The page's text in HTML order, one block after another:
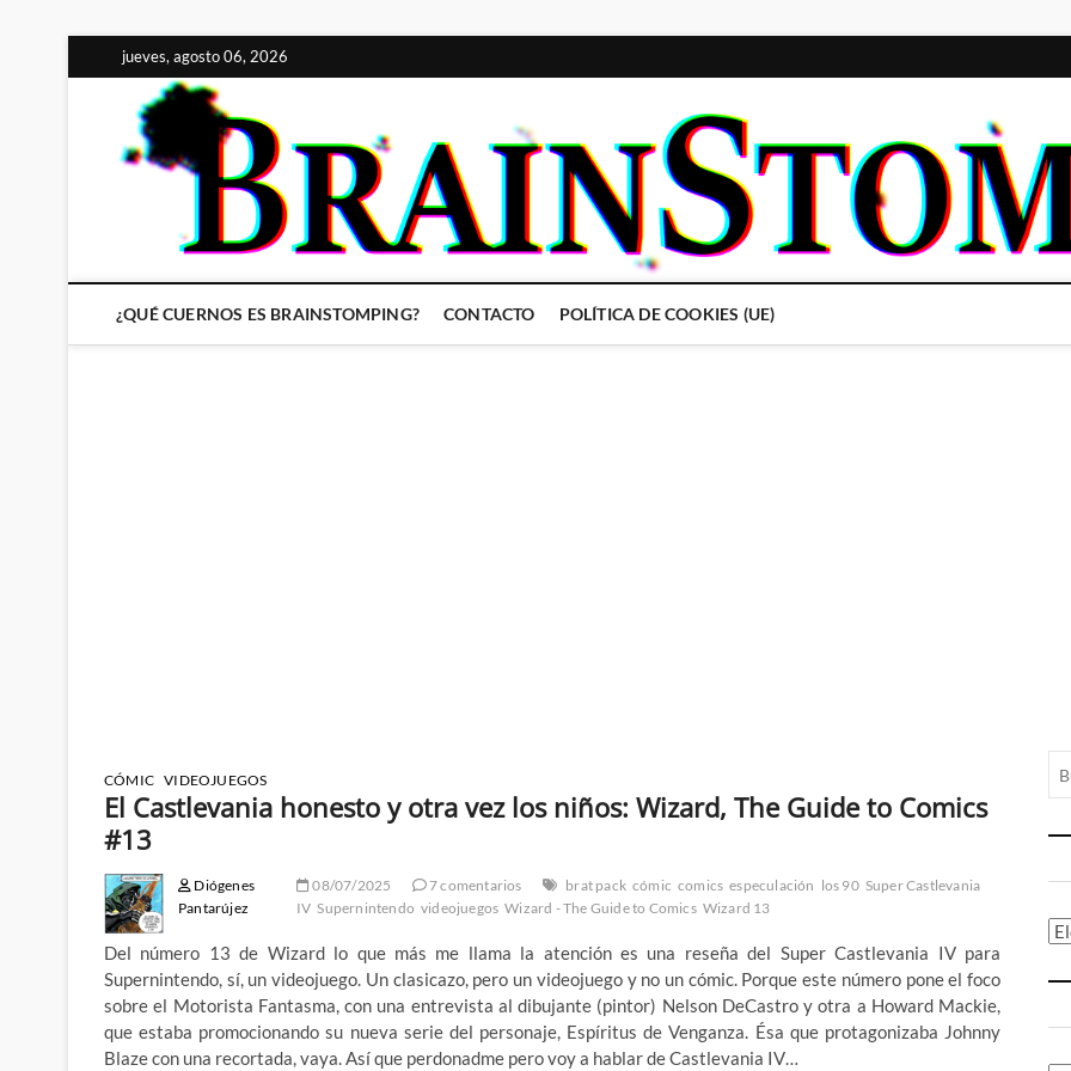
al
contenido
jueves, agosto 06, 2026
¿QUÉ CUERNOS ES BRAINSTOMPING? CONTACTO POLÍTICA DE COOKIES (UE)
CÓMIC VIDEOJUEGOS
El Castlevania honesto y otra vez los niños: Wizard, The Guide to Comics
#13
Diógenes
Pantarújez
08/07/2025 7 comentarios brat pack cómic comics especulación los 90 Super Castlevania
IV Supernintendo videojuegos Wizard - The Guide to Comics Wizard 13
Del número 13 de Wizard lo que más me llama la atención es una reseña del Super Castlevania IV para
Supernintendo, sí, un videojuego. Un clasicazo, pero un videojuego y no un cómic. Porque este número pone el foco
sobre el Motorista Fantasma, con una entrevista al dibujante (pintor) Nelson DeCastro y otra a Howard Mackie,
que estaba promocionando su nueva serie del personaje, Espíritus de Venganza. Ésa que protagonizaba Johnny
Blaze con una recortada, vaya. Así que perdonadme pero voy a hablar de Castlevania IV…